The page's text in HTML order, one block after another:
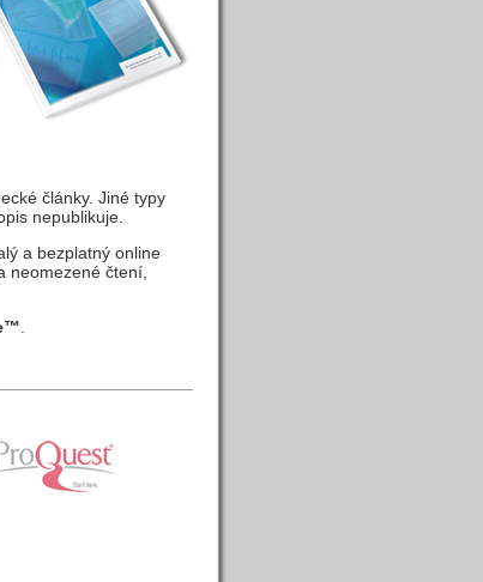
články. Jiné typy
nepublikuje.
a bezplatný online
neomezené čtení,